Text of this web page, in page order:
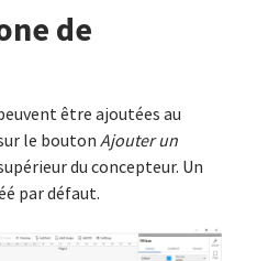
de
être ajoutées au
le bouton Ajouter un
du concepteur. Un
par défaut.